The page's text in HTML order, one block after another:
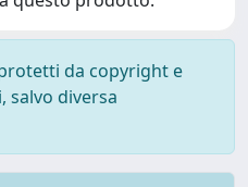
da copyright e
diversa